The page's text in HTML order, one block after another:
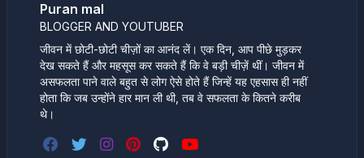
Puran mal
BLOGGER AND YOUTUBER
जीवन में छोटी-छोटी चीज़ों का आनंद लें। एक दिन, आप पीछे मुड़कर
देख सकते हैं और महसूस कर सकते हैं कि वे बड़ी चीज़ें थीं। जीवन में
असफलता पाने वाले बहुत से लोग ऐसे होते हैं जिन्हें यह एहसास ही नहीं
होता कि जब उन्होंने हार मान ली थी, तब वे सफलता के कितने करीब
थे।